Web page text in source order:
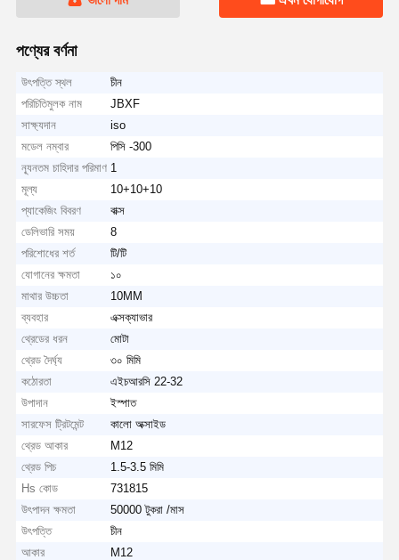
পণ্যের বর্ণনা
উৎপত্তি স্থল
চীন
পরিচিতিমুলক নাম
JBXF
সাক্ষ্যদান
iso
মডেল নম্বার
পিসি -300
ন্যূনতম চাহিদার পরিমাণ 1
মূল্য
10+10+10
প্যাকেজিং বিবরণ
বাক্স
ডেলিভারি সময়
8
পরিশোধের শর্ত
টি/টি
যোগানের ক্ষমতা
১০
মাথার উচ্চতা
10MM
ব্যবহার
এক্সক্যাভার
থ্রেডের ধরন
মোটা
থ্রেড দৈর্ঘ্য
৩০ মিমি
কঠোরতা
এইচআরসি 22-32
উপাদান
ইস্পাত
সারফেস ট্রিটমেন্ট
কালো অক্সাইড
থ্রেড আকার
M12
থ্রেড পিচ
1.5-3.5 মিমি
Hs কোড
731815
উৎপাদন ক্ষমতা
50000 টুকরা /মাস
উৎপত্তি
চীন
আকার
M12